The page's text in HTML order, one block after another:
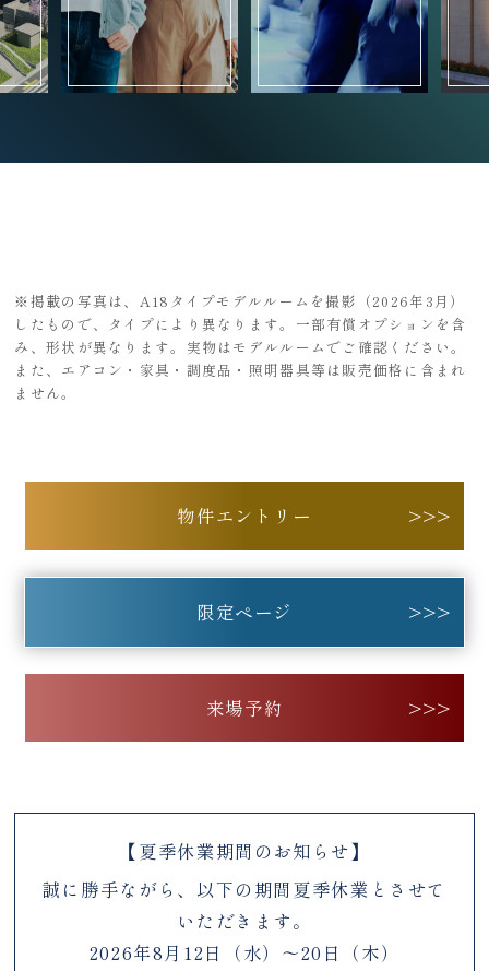
※掲載の写真は、A18タイプモデルルームを撮影（2026年3月）
したもので、タイプにより異なります。一部有償オプションを含
み、形状が異なります。実物はモデルルームでご確認ください。
また、エアコン・家具・調度品・照明器具等は販売価格に含まれ
ません。
物件エントリー
限定ページ
来場予約
【夏季休業期間のお知らせ】
誠に勝手ながら、以下の期間夏季休業とさせて
いただきます。
2026年8月12日（水）～20日（木）